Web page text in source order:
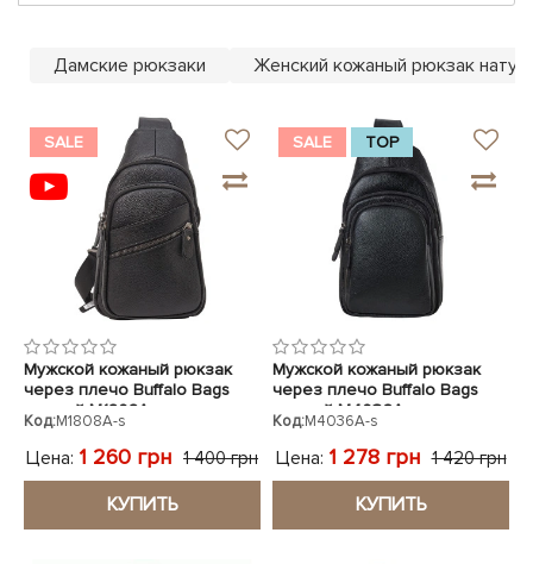
Показать все
Показать все
ЧЕХЛЫ ДЛЯ НОУТБУКОВ
Показать все
Дамские рюкзаки Женский кожаный рюкзак
SALE
Мужской кожаный рюкзак
через плечо Buffalo Bags
черный M1808A
Код:M1808A-s
Цена: 1 260 грн 1 400 грн
КУПИТЬ
SALE TOP
Мужской кожаный рюкзак
через плечо Buffalo Bags
черный M4036A
Код:M4036A-s
Цена: 1 278 грн 1 420 грн
КУПИТЬ